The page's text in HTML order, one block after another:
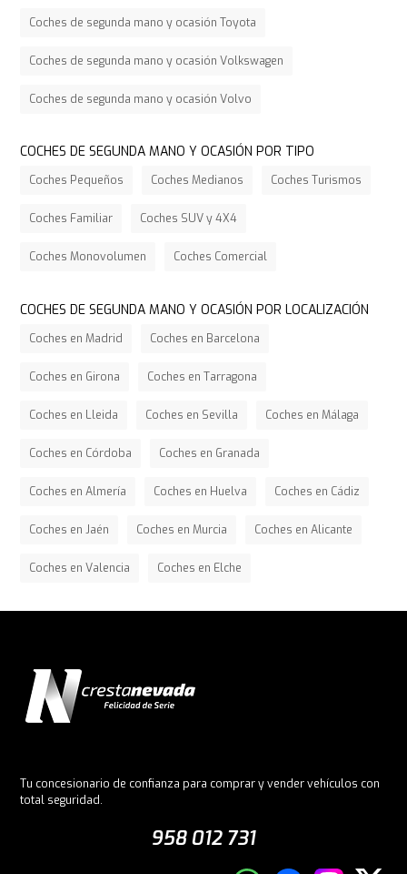
Coches de segunda mano y ocasión Toyota
Coches de segunda mano y ocasión Volkswagen
Coches de segunda mano y ocasión Volvo
COCHES DE SEGUNDA MANO Y OCASIÓN POR TIPO
Coches Pequeños Coches Medianos Coches Turismos
Coches Familiar Coches SUV y 4X4
Coches Monovolumen Coches Comercial
COCHES DE SEGUNDA MANO Y OCASIÓN POR LOCALIZACIÓN
Coches en Madrid Coches en Barcelona
Coches en Girona Coches en Tarragona
Coches en Lleida Coches en Sevilla Coches en Málaga
Coches en Córdoba Coches en Granada
Coches en Almería Coches en Huelva Coches en Cádiz
Coches en Jaén Coches en Murcia Coches en Alicante
Coches en Valencia Coches en Elche
Tu concesionario de confianza para comprar y vender vehículos con
total seguridad.
958 012 731